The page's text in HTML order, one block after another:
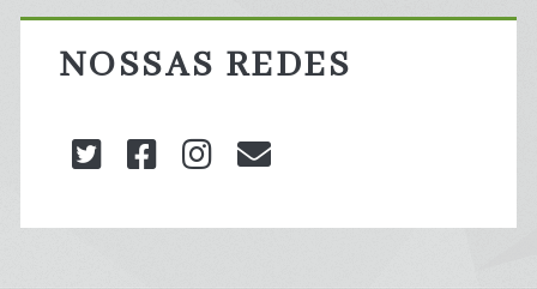
NOSSAS REDES
twitterfacebookinstagram